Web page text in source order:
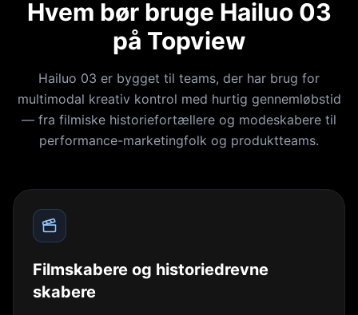
Hvem bør bruge Hailuo 03
på Topview
Hailuo 03 er bygget til teams, der har brug for
multimodal kreativ kontrol med hurtig gennemløbstid
— fra filmiske historiefortællere og modeskabere til
performance-marketingfolk og produktteams.
Filmskabere og historiedrevne
skabere